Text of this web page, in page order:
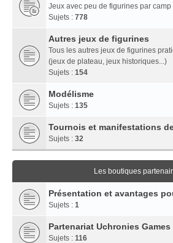
Jeux avec peu de figurines par camp
Sujets : 778
Autres jeux de figurines
Tous les autres jeux de figurines
(jeux de plateau, jeux historiques...)
Sujets : 154
Modélisme
Sujets : 135
Tournois et manifestations
Sujets : 32
Les boutiques
Présentation et avantages
Sujets : 1
Partenariat Uchronies Games
Sujets : 116